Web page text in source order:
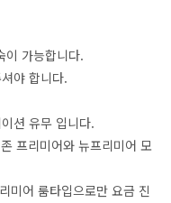
가능합니다.
야 합니다.
션 유무 입니다.
프리미어와 뉴프리미어 모
미어 룸타입으로만 요금 진